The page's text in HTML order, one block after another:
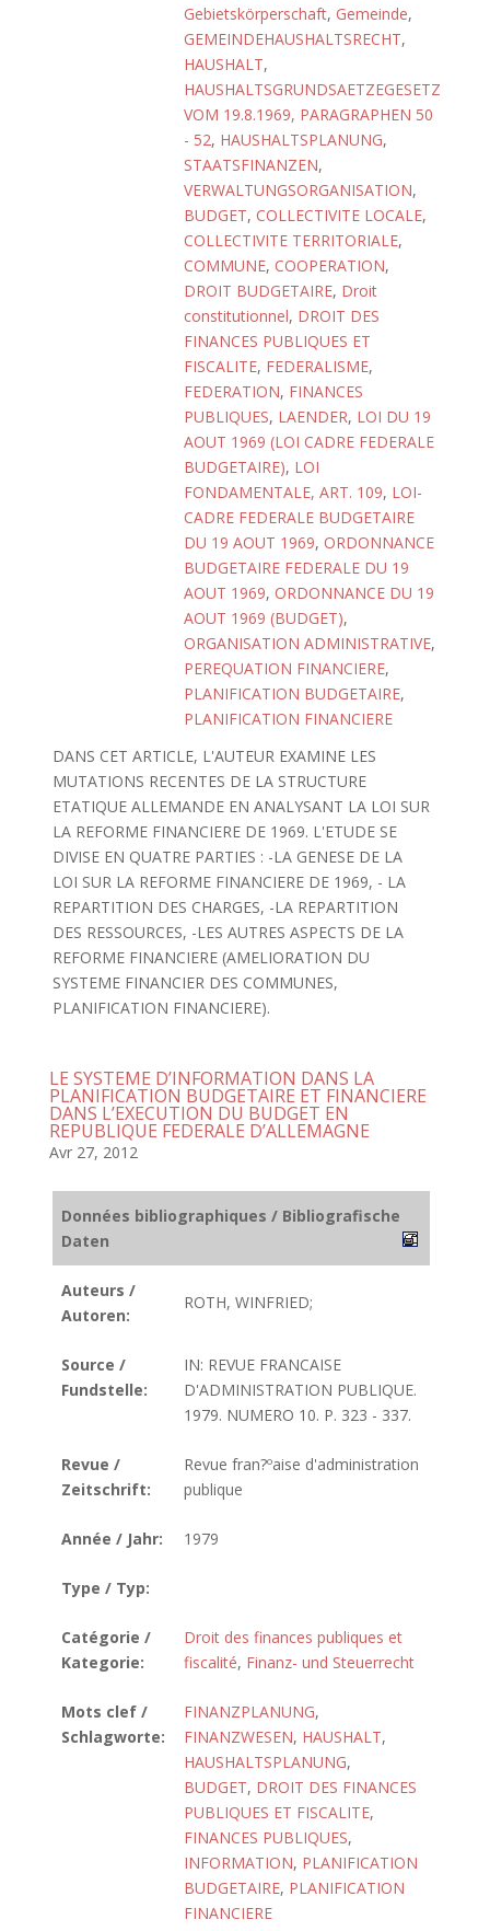
Gebietskörperschaft, Gemeinde,
GEMEINDEHAUSHALTSRECHT,
HAUSHALT,
HAUSHALTSGRUNDSAETZEGESETZ
VOM 19.8.1969, PARAGRAPHEN 50
- 52, HAUSHALTSPLANUNG,
STAATSFINANZEN,
VERWALTUNGSORGANISATION,
BUDGET, COLLECTIVITE LOCALE,
COLLECTIVITE TERRITORIALE,
COMMUNE, COOPERATION,
DROIT BUDGETAIRE, Droit
constitutionnel, DROIT DES
FINANCES PUBLIQUES ET
FISCALITE, FEDERALISME,
FEDERATION, FINANCES
PUBLIQUES, LAENDER, LOI DU 19
AOUT 1969 (LOI CADRE FEDERALE
BUDGETAIRE), LOI
FONDAMENTALE, ART. 109, LOI-
CADRE FEDERALE BUDGETAIRE
DU 19 AOUT 1969, ORDONNANCE
BUDGETAIRE FEDERALE DU 19
AOUT 1969, ORDONNANCE DU 19
AOUT 1969 (BUDGET),
ORGANISATION ADMINISTRATIVE,
PEREQUATION FINANCIERE,
PLANIFICATION BUDGETAIRE,
PLANIFICATION FINANCIERE
DANS CET ARTICLE, L'AUTEUR EXAMINE LES
MUTATIONS RECENTES DE LA STRUCTURE
ETATIQUE ALLEMANDE EN ANALYSANT LA LOI SUR
LA REFORME FINANCIERE DE 1969. L'ETUDE SE
DIVISE EN QUATRE PARTIES : -LA GENESE DE LA
LOI SUR LA REFORME FINANCIERE DE 1969, - LA
REPARTITION DES CHARGES, -LA REPARTITION
DES RESSOURCES, -LES AUTRES ASPECTS DE LA
REFORME FINANCIERE (AMELIORATION DU
SYSTEME FINANCIER DES COMMUNES,
PLANIFICATION FINANCIERE).
LE SYSTEME D’INFORMATION DANS LA
PLANIFICATION BUDGETAIRE ET FINANCIERE
DANS L’EXECUTION DU BUDGET EN
REPUBLIQUE FEDERALE D’ALLEMAGNE
Avr 27, 2012
Données bibliographiques / Bibliografische
Daten
Auteurs /
Autoren:
ROTH, WINFRIED;
Source /
Fundstelle:
IN: REVUE FRANCAISE
D'ADMINISTRATION PUBLIQUE.
1979. NUMERO 10. P. 323 - 337.
Revue /
Zeitschrift:
Revue fran?ºaise d'administration
publique
Année / Jahr: 1979
Type / Typ:
Catégorie /
Kategorie:
Droit des finances publiques et
fiscalité, Finanz- und Steuerrecht
Mots clef /
Schlagworte:
FINANZPLANUNG,
FINANZWESEN, HAUSHALT,
HAUSHALTSPLANUNG,
BUDGET, DROIT DES FINANCES
PUBLIQUES ET FISCALITE,
FINANCES PUBLIQUES,
INFORMATION, PLANIFICATION
BUDGETAIRE, PLANIFICATION
FINANCIERE